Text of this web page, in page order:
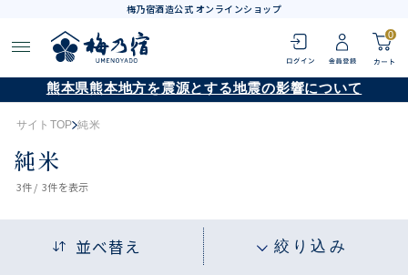
梅乃宿酒造公式 オンラインショップ
0
熊本県熊本地方を震源とする地震の影響について
サイトTOP 純米
純米
3件 / 3件を表示
並べ替え 絞り込み